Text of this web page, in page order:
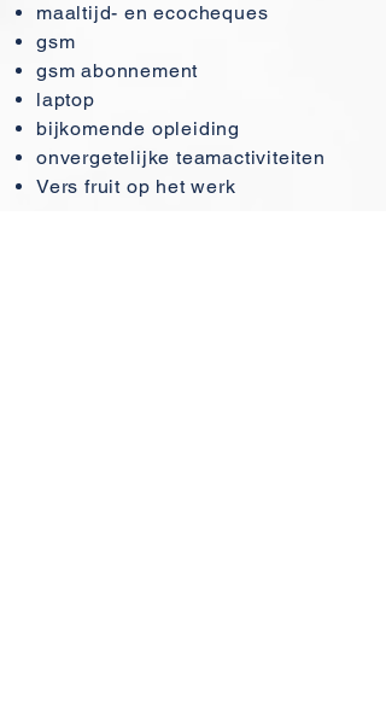
maaltijd- en ecocheques
gsm
gsm abonnement
laptop
bijkomende opleiding
onvergetelijke teamactiviteiten
Vers fruit op het werk